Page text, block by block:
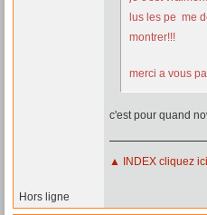
lus les pe me
montrer!!!
merci a vous
c'est pour quand
▲ INDEX cliquez
Hors ligne